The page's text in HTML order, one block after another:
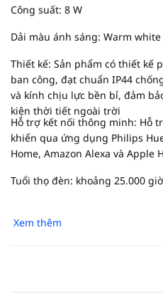
Công suất: 8 W
Dải màu ánh sáng: Warm
Thiết kế: Sản phẩm có thiết kế
ban công, đạt chuẩn IP44
và kính chịu lực bền bỉ, đảm
kiện thời tiết ngoài trời
Hỗ trợ kết nối thông minh: Hỗ
khiển qua ứng dụng Philips
Home, Amazon Alexa và Apple
Tuổi thọ đèn: khoảng 25.000 giờ
Xem thêm